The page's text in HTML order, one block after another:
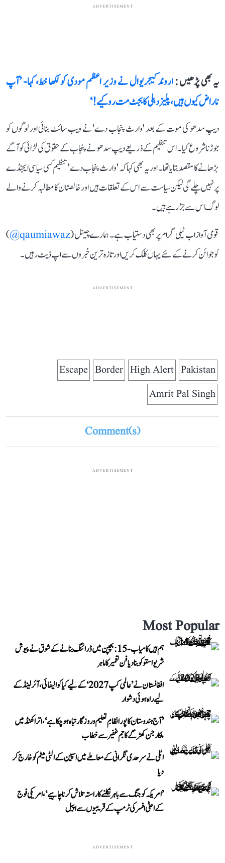
ADVERTISEMENT
یہ بھی پڑھیں :اروند کیجریوال نے وزیر اعظم مودی کو لکھا خط، کہا- ’آپ
ناراض کیوں ہیں، پلیز دہلی کا بجٹ مت روکیے!‘
دیپ سدھو کی موت کے بعد 'وارث پنجاب دے' نے ویب سائٹ بنائی اور لوگوں کو
جوڑنا شروع کیا۔ اس تنظیم کے ذریعے دیپ سدھو نے پنجاب کے حقوق کی لڑائی کو آگے
بڑھانے کا مقصد بتایا تھا۔ اور یہ بھی کہا کہ 'وارث پنجاب دے' تنظیم کسی سیاسی ایجنڈے
پر نہیں چلے گی لیکن سیاست سے اس کے تعلقات ہیں اور خالصتان کا مطالبہ کرنے والے
لوگ اس سے جڑرہے ہیں۔
قومی آواز اب ٹیلی گرام پر بھی دستیاب ہے۔ ہمارے چینل (qaumiawaz@
)
کو جوائن کرنے کے لئے یہاں کلک کریں اور تازہ ترین خبروں سے اپ ڈیٹ رہیں۔
ADVERTISEMENT
Pakistan
High Alert
Border
Escape
Amrit Pal Singh
Comment(s)
ADVERTISEMENT
Most Popular
ہم ہیں کامیاب-15: بچپن میں ڈرائنگ بنانے کے شوق نے پیوش
شریواستو کو بنا دیا فن تعمیر کا ماہر
افغانستان نے ’عالمی کپ 2027‘ کے لیے کیا کوالیفائی، آئرلینڈ کے
لیے راہ ہوئی دشوار
’آج ہندوستان کا پورا نظامِ تعلیم و روزگار تباہ ہو چکا ہے‘، اتراکھنڈ میں
ملکارجن کھڑگے کا جم غفیر سے خطاب
اٹلی نے سرحدی نگرانی کے معاملے میں اسپین کے الٹی میٹم کو خارج کر
دیا
’امریکہ کو جنگ سے باہر نکلنے کا راستہ تلاش کرنا چاہیے‘، امریکی فوج
کے اعلیٰ افسر کی ٹرمپ کے قریبیوں سے اپیل
ADVERTISEMENT